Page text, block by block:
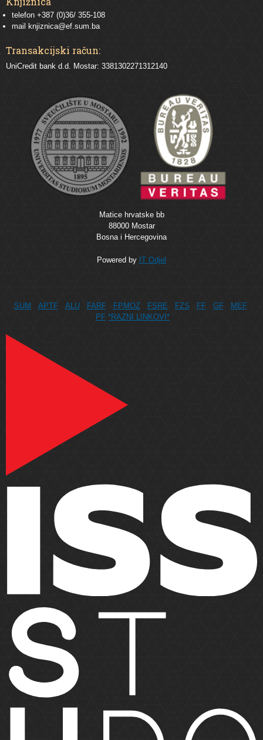
telefon +387 (0)36/ 355-108
mail
knjiznica@ef.sum.ba
Transakcijski račun:
UniCredit bank d.d. Mostar: 3381302271312140
Matice hrvatske bb
88000 Mostar
Bosna i Hercegovina
Powered by IT Odjel
SUM APTF ALU FARF FPMOZ FSRE FZS FF GF
MEF
PF *RAZNI LINKOVI*